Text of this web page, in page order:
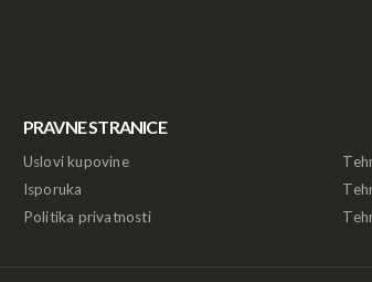
PRAVNE STRANICE
Uslovi kupovine
Isporuka
Politika privatnosti